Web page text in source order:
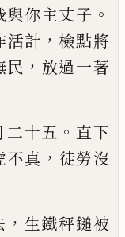
與你主丈子 。
活計 ， 檢點將
民 ， 放過一著
二十五 。 直下
不真 ， 徒勞沒
， 生鐵秤鎚被